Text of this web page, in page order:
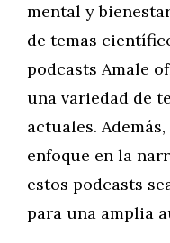
mental y
de temas
podcasts Amale
una variedad de
actuales.
enfoque en la
estos podcasts
para una amplia